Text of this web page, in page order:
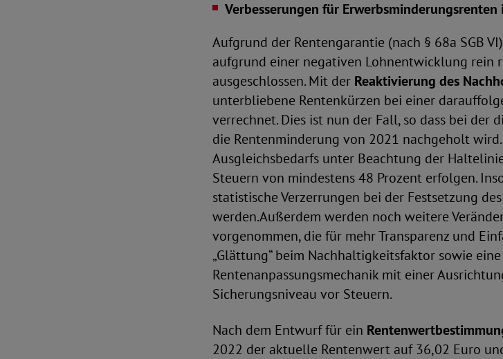
Verbesserungen für Erwerbsminderungsrenten
Aufgrund der Rentengarantie (nach § 68a SGB
aufgrund einer negativen Lohnentwicklung rein
ausgeschlossen. Mit der Reaktivierung des
unterbliebene Rentenkürzen bei einer
verrechnet. Dies ist nun der Fall, so dass bei der
die Rentenminderung von 2021 nachgeholt
Ausgleichsbedarfs unter Beachtung der
Steuern von mindestens 48 Prozent erfolgen.
statistische Verzerrungen bei der Festsetzung
werden.Außerdem werden noch weitere
vorgenommen, die für mehr Transparenz und
„Glättung“ beim Nachhaltigkeitsfaktor sowie
Rentenanpassungsmechanik mit einer
Sicherungsniveau vor Steuern.
Nach dem Entwurf für ein
2022 der aktuelle Rentenwert auf 36,02 Euro